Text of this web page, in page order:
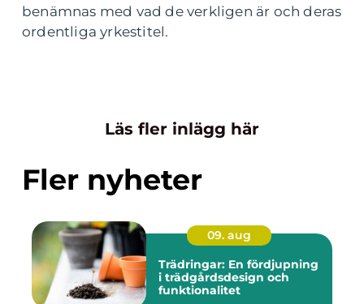
benämnas med vad de verkligen är och deras
ordentliga yrkestitel.
Läs fler inlägg här
Fler nyheter
09. aug
Trädringar: En fördjupning
i trädgårdsdesign och
funktionalitet